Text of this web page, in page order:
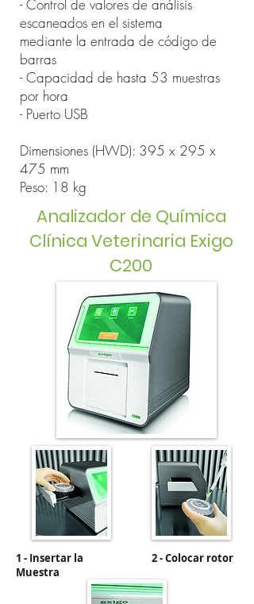
Analizador de Química
Clínica Veterinaria Exigo
C200
- Control de valores de análisis
escaneados en el sistema
mediante la entrada de código de
barras
- Capacidad de hasta 53 muestras
por hora
- Puerto USB
Dimensiones (HWD): 395 x 295 x
475 mm
Peso: 18 kg
1 - Insertar la
Muestra
2 - Colocar